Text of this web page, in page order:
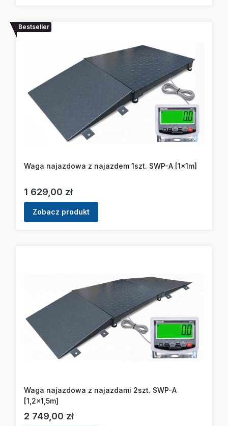
Bestseller
Waga najazdowa z najazdem 1szt. SWP-A [1x1m]
Cena
1 629,00 zł
Zobacz produkt
Waga najazdowa z najazdami 2szt. SWP-A
[1,2x1,5m]
Cena
2 749,00 zł